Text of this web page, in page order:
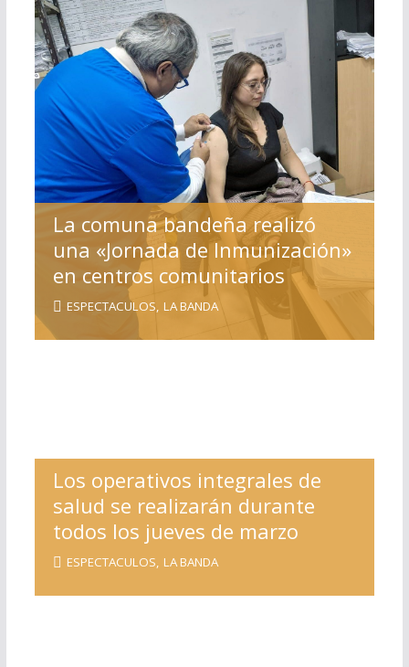
La comuna bandeña realizó
una «Jornada de Inmunización»
en centros comunitarios
ESPECTACULOS, LA BANDA
Los operativos integrales de
salud se realizarán durante
todos los jueves de marzo
ESPECTACULOS, LA BANDA